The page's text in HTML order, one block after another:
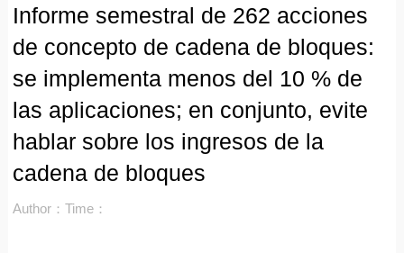
Informe semestral de 262 acciones
de concepto de cadena de bloques:
se implementa menos del 10 % de
las aplicaciones; en conjunto, evite
hablar sobre los ingresos de la
cadena de bloques
Author： Time：